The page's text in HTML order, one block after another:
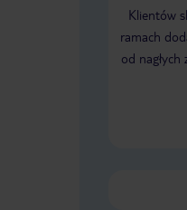
Klientów
ramach
od